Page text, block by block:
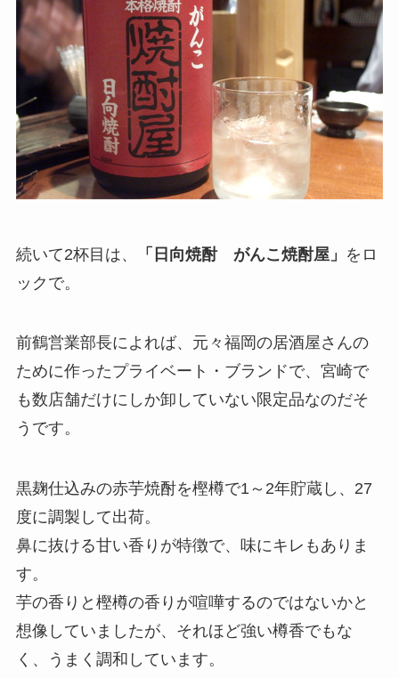
続いて2杯目は、 「日向焼酎 がんこ焼酎屋」 をロ
ックで。
前鶴営業部長によれば、元々福岡の居酒屋さんの
ために作ったプライベート・ブランドで、宮崎で
も数店舗だけにしか卸していない限定品なのだそ
うです。
黒麹仕込みの赤芋焼酎を樫樽で1～2年貯蔵し、27
度に調製して出荷。
鼻に抜ける甘い香りが特徴で、味にキレもありま
す。
芋の香りと樫樽の香りが喧嘩するのではないかと
想像していましたが、それほど強い樽香でもな
く、うまく調和しています。